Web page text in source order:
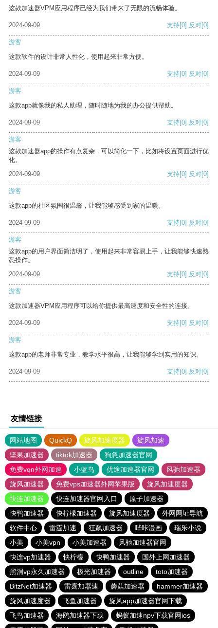
这款加速器VPM应用程序已经为我们带来了无限的流畅体验。
2024-09-09 支持[0] 反对[0]
游客
这款软件的设计非常人性化，使用起来非常方便。
2024-09-09 支持[0] 反对[0]
游客
这款app就像我的私人助理，随时随地为我的办公提供帮助。
2024-09-09 支持[0] 反对[0]
游客
这款加速器app的操作有点复杂，可以简化一下，比如将设置页面进行优
化。
2024-09-09
支持[0] 反对[0]
游客
这款app的社区氛围很温馨，让我能够感受到家的温暖。
2024-09-09 支持[0] 反对[0]
游客
这款app的用户界面简洁明了，使用起来非常容易上手，让我能够快速熟
悉操作。
2024-09-09
支持[0] 反对[0]
游客
这款加速器VPM应用程序可以给你提供最高速度和安全性的连接。
2024-09-09 支持[0] 反对[0]
游客
这款app的老师非常专业，教学水平很高，让我能够学到实用的知识。
2024-09-09 支持[0] 反对[0]
友情链接
网站地图 QuickQ 旋风加速度器
旋风加速
坚果加速器
tiktok加速器
狗急加速器官网
免费vqn外网加速
小蓝鸟 优途加速器官网
风驰加速器
旋风加速器
免费vps加速器外网苹果版
旋风加速度器
快连加速器
快连加速器官网入口
原子加速器
快鸭加速器
快柠檬加速器 旋风加速度器
外网网址导航
软件中心
雷霆加速 狂飙加速器 哔咔漫画
瑞乐小说
小美
小美vpn 小美加速器
风驰加速器官网
快连vp加速器
快柠檬 快鸭加速器
国外上网加速器
黑洞vp永久加速器
极光加速器 outline
toto加速器
BitzNet加速器
雷霆加器速 蘑菇加速器
hammer加速器
旋风加速度器
飞鱼加速器
旋风app加速器官网下载
飞鸟加速器
海鸥加速器下载
蚂蚁加速npv下载官网ios